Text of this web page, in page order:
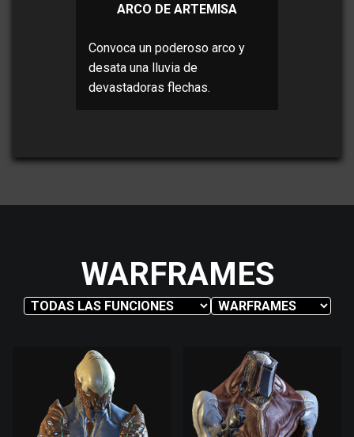
ARCO DE ARTEMISA
Convoca un poderoso arco y
desata una lluvia de
devastadoras flechas.
WARFRAMES